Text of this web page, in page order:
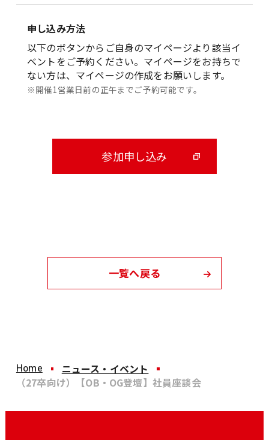
申し込み方法
以下のボタンからご自身のマイページより該当イ
ベントをご予約ください。マイページをお持ちで
ない方は、マイページの作成をお願いします。
※開催1営業日前の正午までご予約可能です。
参加申し込み
一覧へ戻る
Home
ニュース・イベント
（27卒向け）【OB・OG登壇】社員座談会